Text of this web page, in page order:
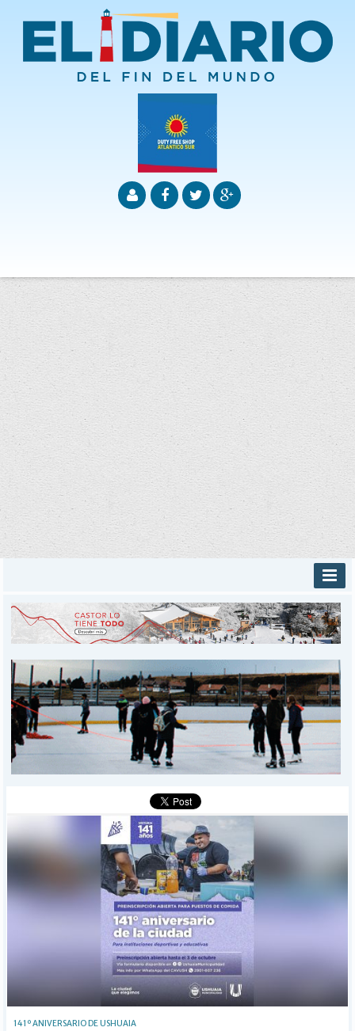
INICIO
PROVINCIALES
DEPORTES
POLICIALES
I-DIARIO
MÁS
BÚSQUEDA
141º ANIVERSARIO DE USHUAIA